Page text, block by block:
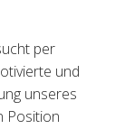
per
und
unseres
Position